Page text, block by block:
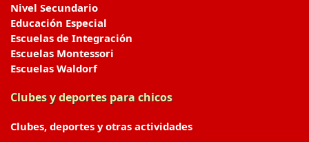
Nivel Secundario
Educación Especial
Escuelas de Integración
Escuelas Montessori
Escuelas Waldorf
Clubes y deportes para chicos
Clubes, deportes y otras actividades